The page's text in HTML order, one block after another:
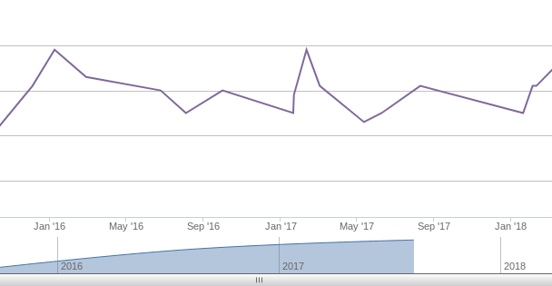
Jan '16 May '16 Sep '16 Jan '17 May '17 Sep '17 Jan '18
2016 2017 2018